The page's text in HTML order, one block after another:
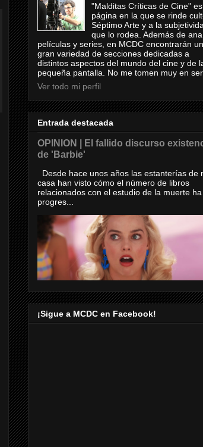
"Malditas Críticas de Cine"
página en la que se rinde
Séptimo Arte y a la
que lo rodea. Además de
películas y series, en MCDC encontrarán
gran variedad de secciones dedicadas a
distintos aspectos del mundo del cine y de
pequeña pantalla. No me tomen muy en
Ver todo mi perfil
Entrada destacada
OPINION | El fallido discurso
de 'Barbie'
Desde hace unos años las estanterías de
casa han visto cómo el número de libros
relacionados con el estudio de la muerte
progres...
¡Sigue a MCDC en Facebook!